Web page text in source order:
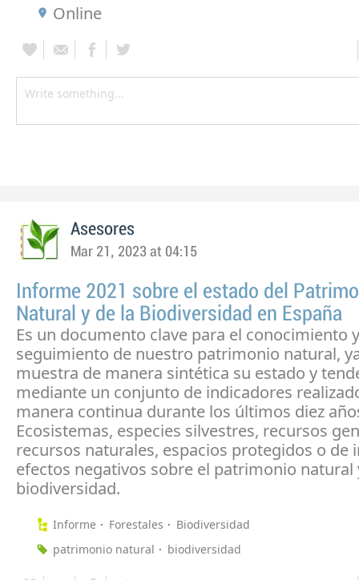
Online
Asesores
Mar 21, 2023 at 04:15
Informe 2021 sobre el estado del
Natural y de la Biodiversidad en España
Es un documento clave para el conocimiento
seguimiento de nuestro patrimonio natural,
muestra de manera sintética su estado y
mediante un conjunto de indicadores
manera continua durante los últimos diez
Ecosistemas, especies silvestres, recursos
recursos naturales, espacios protegidos o de
efectos negativos sobre el patrimonio natural
biodiversidad.
Informe Forestales
Biodiversidad
patrimonio natural
biodiversidad